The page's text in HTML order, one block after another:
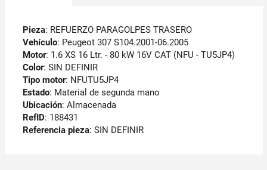
Pieza: REFUERZO PARAGOLPES TRASERO
Vehículo: Peugeot 307 S104.2001-06.2005
Motor: 1.6 XS 16 Ltr. - 80 kW 16V CAT (NFU - TU5JP4)
Color: SIN DEFINIR
Tipo motor: NFUTU5JP4
Estado: Material de segunda mano
Ubicación: Almacenada
RefID: 188431
Referencia pieza: SIN DEFINIR